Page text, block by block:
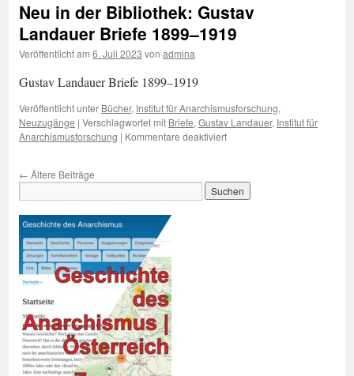
Kü
Neu in der Bibliothek: Gustav
Landauer Briefe 1899–1919
Veröffentlicht am 6. Juli 2023 von admina
Gustav Landauer Briefe 1899–1919
Veröffentlicht unter Bücher, Institut für Anarchismusforschung,
Neuzugänge | Verschlagwortet mit Briefe, Gustav Landauer, Institut für
Anarchismusforschung | Kommentare deaktiviertfür
Bibliothek:
← Ältere Beiträge